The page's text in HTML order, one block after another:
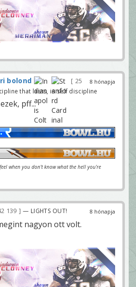
8 hónapja
bolond
25
that lasts, is self discipline
pff...
when you don't know what the hell you're
8 hónapja
139 — LIGHTS OUT!
nagyon ott volt.